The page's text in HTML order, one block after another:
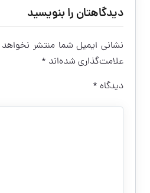
دیدگاهتان را بنویسید
نشانی ایمیل شما منتشر
علامت‌گذاری شده‌اند *
دیدگاه *